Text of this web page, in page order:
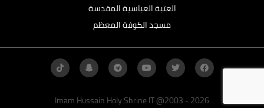
العتبة العباسية المقدسة
مسجد الكوفة المعظم
Imam Hussain Holy Shrine IT @2003 - 2026